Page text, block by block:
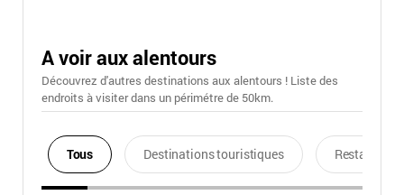
A voir aux alentours
Découvrez d'autres destinations aux alentours ! Liste des
endroits à visiter dans un périmétre de 50km.
Tous Destinations touristiques Restaurants